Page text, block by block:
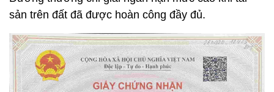
sản trên đất đã được hoàn công đầy đủ.